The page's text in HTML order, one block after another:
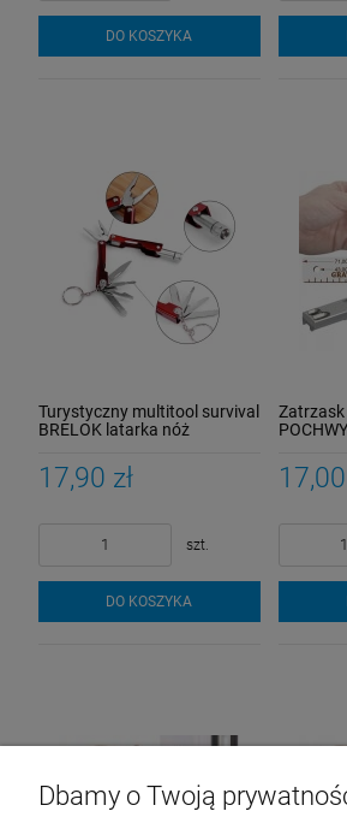
DO KOSZYKA
Turystyczny multitool survival
BRELOK latarka nóż
17,90 zł
szt.
DO KOSZYKA
Palacza
17,00
Dbamy o Twoją